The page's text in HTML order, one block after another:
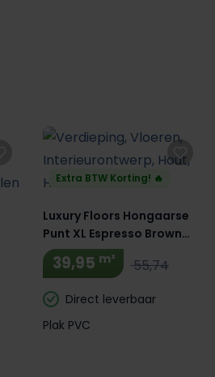
Extra BTW Korting! 🔥
Luxury Floors Hongaarse
Punt XL Espresso Brown
Oak
39,95 m² 55,74
Direct leverbaar
Plak PVC